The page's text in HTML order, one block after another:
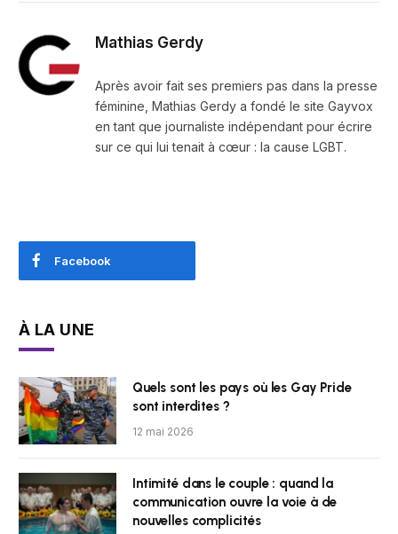
Mathias Gerdy
Après avoir fait ses premiers pas dans la presse
féminine, Mathias Gerdy a fondé le site Gayvox
en tant que journaliste indépendant pour écrire
sur ce qui lui tenait à cœur : la cause LGBT.
Facebook
À LA UNE
Quels sont les pays où les Gay Pride
sont interdites ?
12 mai 2026
Intimité dans le couple : quand la
communication ouvre la voie à de
nouvelles complicités